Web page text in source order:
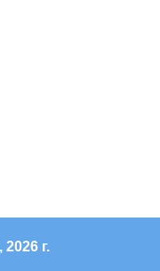
ММЦ", 2026 г.